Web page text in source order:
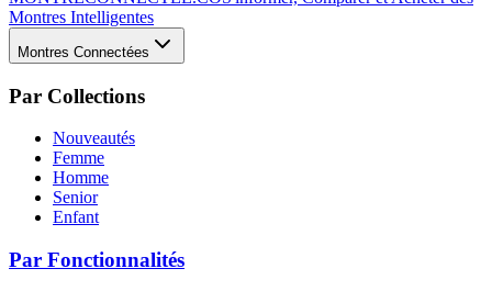
Montres Intelligentes
Montres Connectées
Par Collections
Nouveautés
Femme
Homme
Senior
Enfant
Par Fonctionnalités